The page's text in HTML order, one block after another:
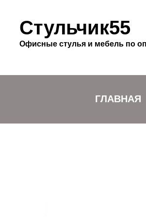
Стульчик55
Офисные стулья и мебель по
ГЛАВНАЯ